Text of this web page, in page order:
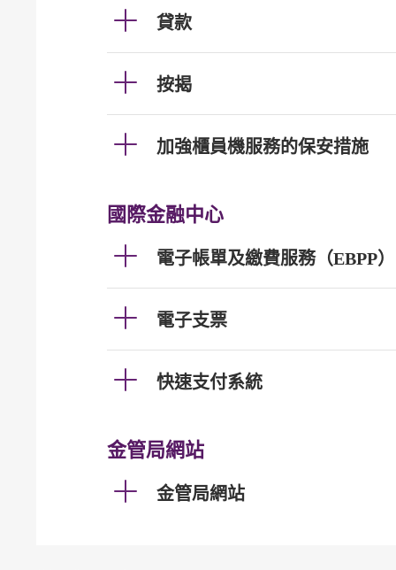
貸款
按揭
加強櫃員機服務的保安措施
國際金融中心
電子帳單及繳費服務（EBPP）
電子支票
快速支付系統
金管局網站
金管局網站